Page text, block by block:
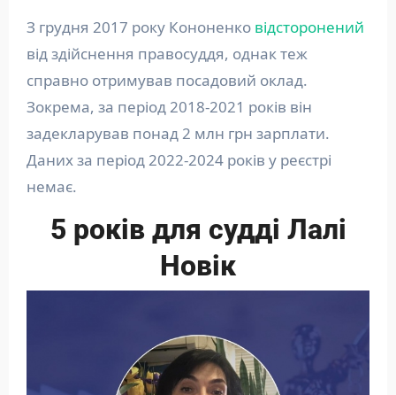
З грудня 2017 року Кононенко відсторонений
від здійснення правосуддя, однак теж
справно отримував посадовий оклад.
Зокрема, за період 2018-2021 років він
задекларував понад 2 млн грн зарплати.
Даних за період 2022-2024 років у реєстрі
немає.
5 років для судді Лалі
Новік